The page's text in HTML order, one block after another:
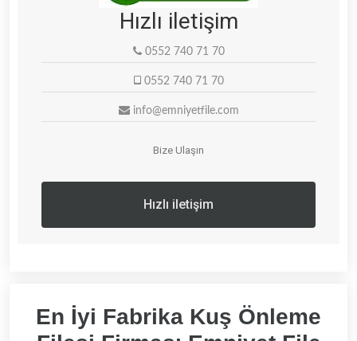
Hızlı iletişim
0552 740 71 70
0552 740 71 70
info@emniyetfile.com
Bize Ulaşın
Hızlı iletişim
En İyi Fabrika Kuş Önleme